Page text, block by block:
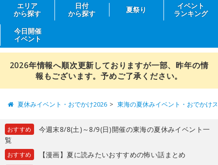
エリア
から探す
日付
から探す
夏祭り
イベント
ランキング
今日開催
イベント
2026年情報へ順次更新しておりますが一部、昨年の情
報もございます。予めご了承ください。
夏休みイベント・おでかけ2026 東海の夏休みイベント・おでかけ
おすすめ
今週末8/8(土)～8/9(日)開催の東海の夏休みイベント一
覧
おすすめ 【漫画】夏に読みたいおすすめの怖い話まとめ